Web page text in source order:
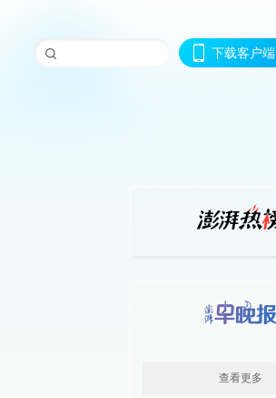
下载客户端
查看更多